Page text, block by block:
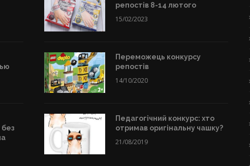
без
репостів 8-14 лютого
15/02/2023
Переможець конкурсу
репостів
14/10/2020
Педагогічний конкурс: хто
отримав оригінальну чашку?
21/08/2019